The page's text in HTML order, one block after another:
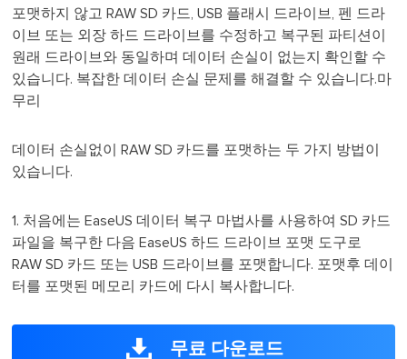
포맷하지 않고 RAW SD 카드, USB 플래시 드라이브, 펜 드라
이브 또는 외장 하드 드라이브를 수정하고 복구된 파티션이
원래 드라이브와 동일하며 데이터 손실이 없는지 확인할 수
있습니다. 복잡한 데이터 손실 문제를 해결할 수 있습니다.마
무리
데이터 손실없이 RAW SD 카드를 포맷하는 두 가지 방법이
있습니다.
1. 처음에는 EaseUS 데이터 복구 마법사를 사용하여 SD 카드
파일을 복구한 다음 EaseUS 하드 드라이브 포맷 도구로
RAW SD 카드 또는 USB 드라이브를 포맷합니다. 포맷후 데이
터를 포맷된 메모리 카드에 다시 복사합니다.
무료 다운로드